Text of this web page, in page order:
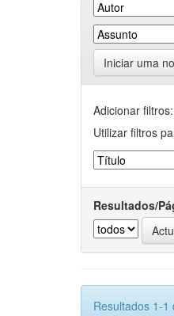
Iniciar uma
Adicionar filtros:
Utilizar filtros
Resultados/
Resultados 1-1